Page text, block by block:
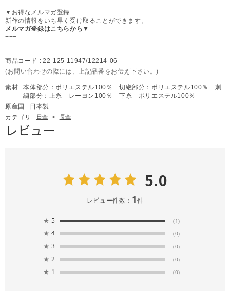
▼お得なメルマガ登録
新作の情報をいち早く受け取ることができます。
メルマガ登録はこちらから▼
===
商品コード : 22-125-11947/12214-06
(お問い合わせの際には、上記品番をお伝え下さい。)
素材 : 本体部分：ポリエステル100％ 切継部分：ポリエステル100％ 刺
繍部分：上糸 レーヨン100％ 下糸 ポリエステル100％
原産国 : 日本製
カテゴリ : 日傘 > 長傘
レビュー
5.0
レビュー件数： 1件
★ 5 (1)
★ 4 (0)
★ 3 (0)
★ 2 (0)
★ 1 (0)